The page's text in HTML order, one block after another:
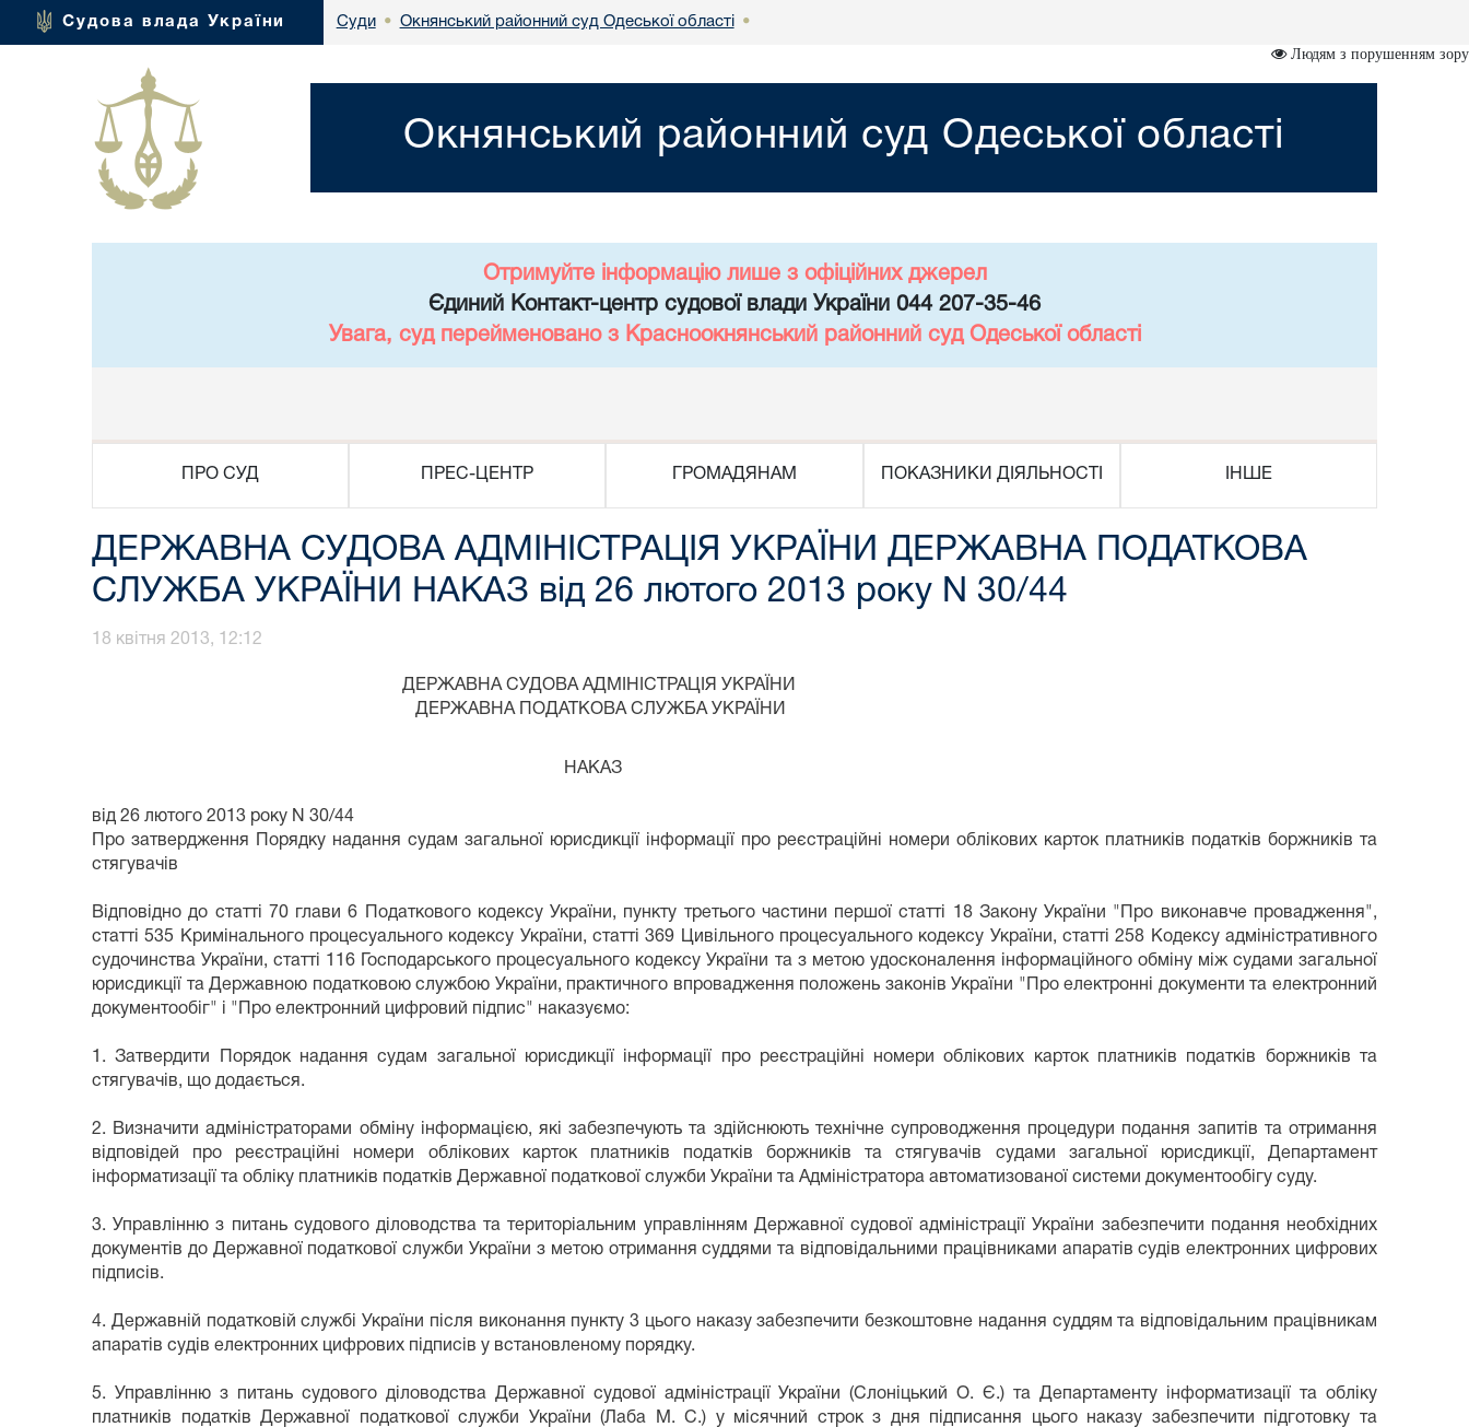
Судова влада України Суди • Окнянський районний суд Одеської області •
Людям з порушенням зору
Окнянський районний суд Одеської області
Отримуйте інформацію лише з офіційних джерел
Єдиний Контакт-центр судової влади України 044 207-35-46
Увага, суд перейменовано з Красноокнянський районний суд Одеської області
ПРО СУД ПРЕС-ЦЕНТР ГРОМАДЯНАМ ПОКАЗНИКИ ДІЯЛЬНОСТІ ІНШЕ
ДЕРЖАВНА СУДОВА АДМІНІСТРАЦІЯ УКРАЇНИ ДЕРЖАВНА ПОДАТКОВА
СЛУЖБА УКРАЇНИ НАКАЗ від 26 лютого 2013 року N 30/44
18 квітня 2013, 12:12
ДЕРЖАВНА СУДОВА АДМІНІСТРАЦІЯ УКРАЇНИ
ДЕРЖАВНА ПОДАТКОВА СЛУЖБА УКРАЇНИ
НАКАЗ
від 26 лютого 2013 року N 30/44
Про затвердження Порядку надання судам загальної юрисдикції інформації про реєстраційні номери облікових карток платників податків боржників та
стягувачів
Відповідно до статті 70 глави 6 Податкового кодексу України, пункту третього частини першої статті 18 Закону України "Про виконавче провадження",
статті 535 Кримінального процесуального кодексу України, статті 369 Цивільного процесуального кодексу України, статті 258 Кодексу адміністративного
судочинства України, статті 116 Господарського процесуального кодексу України та з метою удосконалення інформаційного обміну між судами загальної
юрисдикції та Державною податковою службою України, практичного впровадження положень законів України "Про електронні документи та електронний
документообіг" і "Про електронний цифровий підпис" наказуємо:
1. Затвердити Порядок надання судам загальної юрисдикції інформації про реєстраційні номери облікових карток платників податків боржників та
стягувачів, що додається.
2. Визначити адміністраторами обміну інформацією, які забезпечують та здійснюють технічне супроводження процедури подання запитів та отримання
відповідей про реєстраційні номери облікових карток платників податків боржників та стягувачів судами загальної юрисдикції, Департамент
інформатизації та обліку платників податків Державної податкової служби України та Адміністратора автоматизованої системи документообігу суду.
3. Управлінню з питань судового діловодства та територіальним управлінням Державної судової адміністрації України забезпечити подання необхідних
документів до Державної податкової служби України з метою отримання суддями та відповідальними працівниками апаратів судів електронних цифрових
підписів.
4. Державній податковій службі України після виконання пункту 3 цього наказу забезпечити безкоштовне надання суддям та відповідальним працівникам
апаратів судів електронних цифрових підписів у встановленому порядку.
5. Управлінню з питань судового діловодства Державної судової адміністрації України (Слоніцький О. Є.) та Департаменту інформатизації та обліку
платників податків Державної податкової служби України (Лаба М. С.) у місячний строк з дня підписання цього наказу забезпечити підготовку та